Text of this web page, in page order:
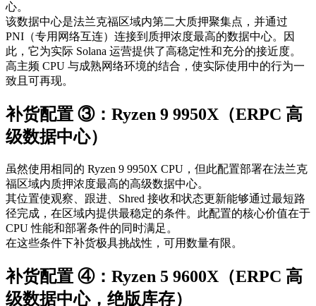
心。
该数据中心是法兰克福区域内第二大质押聚集点，并通过
PNI（专用网络互连）连接到质押浓度最高的数据中心。因
此，它为实际 Solana 运营提供了高稳定性和充分的接近度。
高主频 CPU 与成熟网络环境的结合，使实际使用中的行为一
致且可再现。
补货配置 ③：Ryzen 9 9950X（ERPC 高
级数据中心）
虽然使用相同的 Ryzen 9 9950X CPU，但此配置部署在法兰克
福区域内质押浓度最高的高级数据中心。
其位置使观察、跟进、Shred 接收和状态更新能够通过最短路
径完成，在区域内提供最稳定的条件。此配置的核心价值在于
CPU 性能和部署条件的同时满足。
在这些条件下补货极具挑战性，可用数量有限。
补货配置 ④：Ryzen 5 9600X（ERPC 高
级数据中心，绝版库存）